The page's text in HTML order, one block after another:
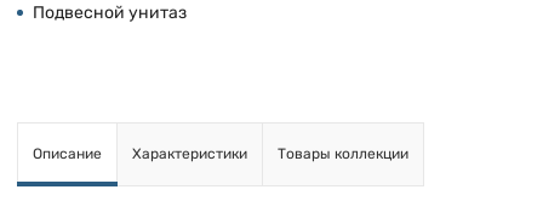
Подвесной унитаз
Описание Характеристики Товары коллекции